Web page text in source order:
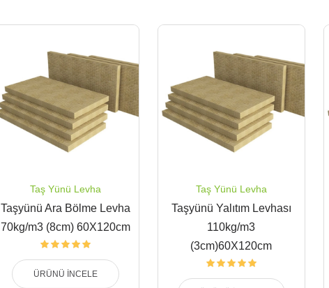
Taş Yünü Levha
Taşyünü Ara Bölme Levha
70kg/m3 (8cm) 60X120cm
ÜRÜNÜ İNCELE
Taş Yünü Levha
Taşyünü Yalıtım Levhası
110kg/m3
(3cm)60X120cm